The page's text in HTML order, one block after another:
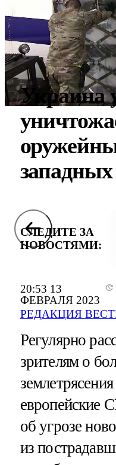
20:53 13
ФЕВРАЛЯ 2023
РЕДАКЦИЯ
Украина
СЛЕДИТЕ ЗА
НОВОСТЯМИ:
Регулярно
зрителям о
европейские
об угрозе
из